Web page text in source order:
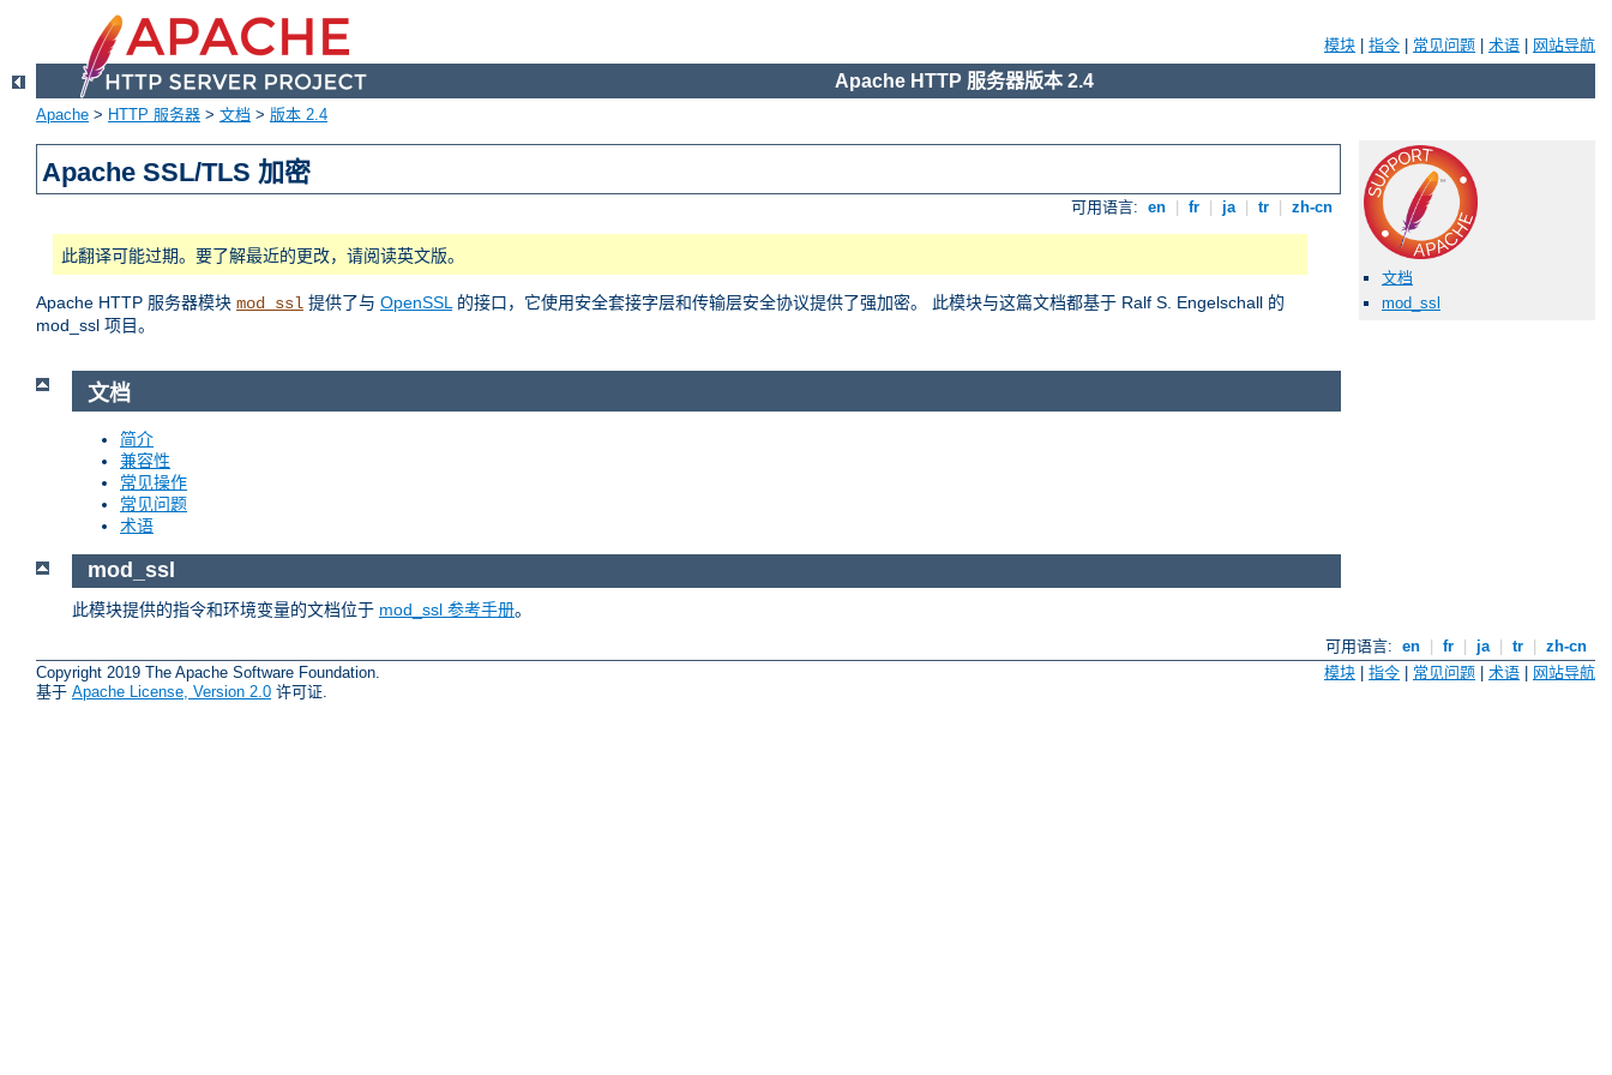
模块 指令 常见问题 术语 网站导航
Apache HTTP 服务器版本 2.4
Apache > HTTP 服务器 > 文档 > 版本 2.4
Apache SSL/TLS 加密
可用语言: en fr ja tr zh-cn
此翻译可能过期。要了解最近的更改，请阅读英文版。
Apache HTTP 服务器模块 mod_ssl 提供了与 OpenSSL的接口，它使用安全套接字层和传输层安全协议提供了强加密。 此模块与这篇文档都基于 Ralf S. Engelschall 的
mod_ssl 项目。
文档
mod_ssl
文档
简介
兼容性
常见操作
常见问题
术语
mod_ssl
此模块提供的指令和环境变量的文档位于 mod_ssl 参考手册。
可用语言: en fr ja tr
zh-cn
Copyright 2019 The Apache Software Foundation.
基于 Apache License, Version 2.0 许可证.
模块 指令 常见问题 术语 网站导航